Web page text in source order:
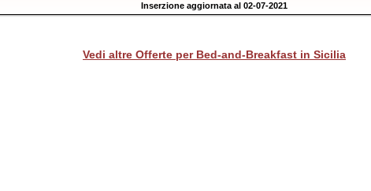
Inserzione aggiornata al 02-07-2021
Vedi altre Offerte per Bed-and-Breakfast in Sicilia